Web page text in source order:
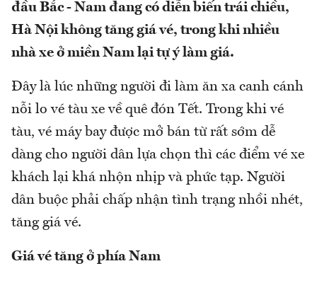
đầu Bắc - Nam đang có diễn biến trái chiều,
Hà Nội không tăng giá vé, trong khi nhiều
nhà xe ở miền Nam lại tự ý làm giá.
Đây là lúc những người đi làm ăn xa canh cánh
nỗi lo vé tàu xe về quê đón Tết. Trong khi vé
tàu, vé máy bay được mở bán từ rất sớm dễ
dàng cho người dân lựa chọn thì các điểm vé xe
khách lại khá nhộn nhịp và phức tạp. Người
dân buộc phải chấp nhận tình trạng nhồi nhét,
tăng giá vé.
Giá vé tăng ở phía Nam